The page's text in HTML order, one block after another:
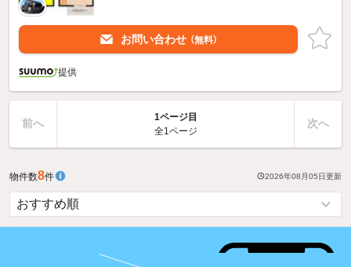
お問い合わせ （無料）
提供
前へ
1ページ目
全1ページ
次へ
物件数8件 2026年08月05日更新